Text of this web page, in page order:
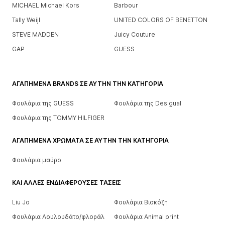
MICHAEL Michael Kors
Barbour
Tally Weijl
UNITED COLORS OF BENETTON
STEVE MADDEN
Juicy Couture
GAP
GUESS
ΑΓΑΠΗΜΈΝΑ BRANDS ΣΕ ΑΥΤΉΝ ΤΗΝ ΚΑΤΗΓΟΡΊΑ
Φουλάρια της GUESS
Φουλάρια της Desigual
Φουλάρια της TOMMY HILFIGER
ΑΓΑΠΗΜΈΝΑ ΧΡΏΜΑΤΑ ΣΕ ΑΥΤΉΝ ΤΗΝ ΚΑΤΗΓΟΡΊΑ
Φουλάρια μαύρο
ΚΑΙ ΆΛΛΕΣ ΕΝΔΙΑΦΈΡΟΥΣΕΣ ΤΆΣΕΙΣ
Liu Jo
Φουλάρια Βισκόζη
Φουλάρια Λουλουδάτο/φλοράλ
Φουλάρια Animal print